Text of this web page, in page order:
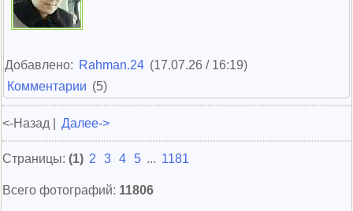
Добавлено: Rahman.24 (17.07.26 / 16:19)
Комментарии (5)
<-Назад | Далее->
Страницы: (1) 2 3 4 5 ... 1181
Всего фотографий: 11806